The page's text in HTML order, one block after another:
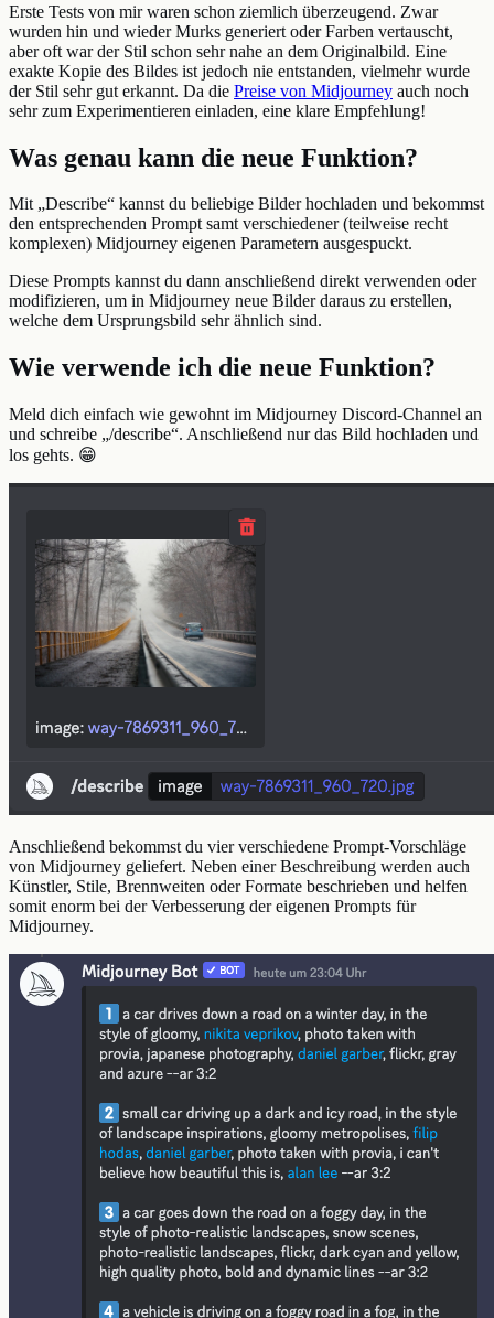
Erste Tests von mir waren schon ziemlich überzeugend. Zwar
wurden hin und wieder Murks generiert oder Farben vertauscht,
aber oft war der Stil schon sehr nahe an dem Originalbild. Eine
exakte Kopie des Bildes ist jedoch nie entstanden, vielmehr wurde
der Stil sehr gut erkannt. Da die Preise von Midjourney auch noch
sehr zum Experimentieren einladen, eine klare Empfehlung!
Was genau kann die neue Funktion?
Mit „Describe“ kannst du beliebige Bilder hochladen und bekommst
den entsprechenden Prompt samt verschiedener (teilweise recht
komplexen) Midjourney eigenen Parametern ausgespuckt.
Diese Prompts kannst du dann anschließend direkt verwenden oder
modifizieren, um in Midjourney neue Bilder daraus zu erstellen,
welche dem Ursprungsbild sehr ähnlich sind.
Wie verwende ich die neue Funktion?
Meld dich einfach wie gewohnt im Midjourney Discord-Channel an
und schreibe „/describe“. Anschließend nur das Bild hochladen und
los gehts. 😁
Anschließend bekommst du vier verschiedene Prompt-Vorschläge
von Midjourney geliefert. Neben einer Beschreibung werden auch
Künstler, Stile, Brennweiten oder Formate beschrieben und helfen
somit enorm bei der Verbesserung der eigenen Prompts für
Midjourney.